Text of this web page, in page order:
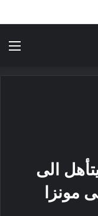
مواسم
الى
مونزا